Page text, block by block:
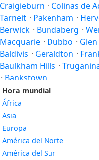
Craigieburn · Colinas de
Tarneit · Pakenham ·
Berwick · Bundaberg ·
Macquarie · Dubbo ·
Baldivis · Geraldton ·
Baulkham Hills ·
· Bankstown
Hora mundial
África
Asia
Europa
América del Norte
América del Sur